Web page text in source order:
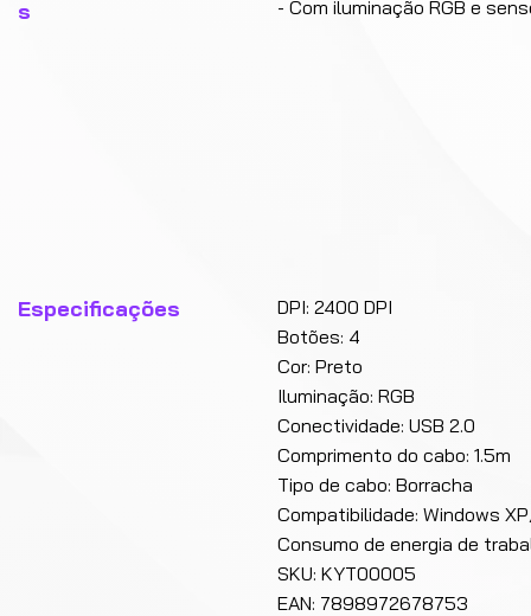
s - Com iluminação RGB e
Especificações
DPI: 2400 DPI
Botões: 4
Cor: Preto
Iluminação: RGB
Conectividade: USB 2.0
Comprimento do cabo: 1.5m
Tipo de cabo: Borracha
Compatibilidade: Windows
Consumo de energia de
SKU: KYT00005
EAN: 7898972678753